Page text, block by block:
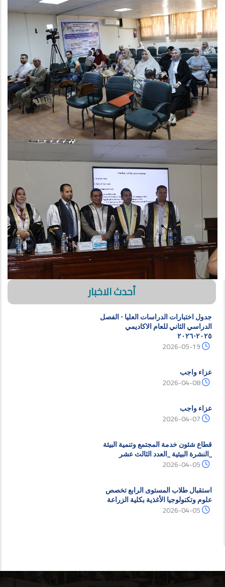
أحدث الاخبار
جدول اختبارات الدراسات العليا - الفصل
الدراسي الثاني للعام الاكاديمي
٢٠٢٥-٢٠٢٦
2026-05-19
عزاء واجب
2026-04-08
عزاء واجب
2026-04-07
قطاع شئون خدمة المجتمع وتنمية البيئة
_النشرة البيئية _العدد الثالث عشر
2026-04-05
استقبال طلاب المستوى الرابع تخصص
علوم وتكنولوجيا الأغذية بكلية الزراعة
2026-04-05